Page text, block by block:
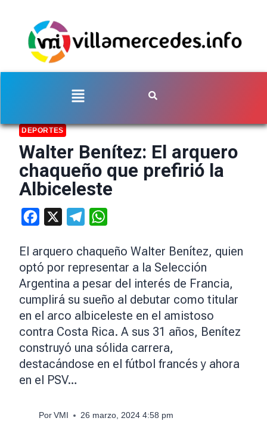
DEPORTES
Walter Benítez: El arquero
chaqueño que prefirió la
Albiceleste
Facebook Telegram
El arquero chaqueño Walter Benítez, quien
optó por representar a la Selección
Argentina a pesar del interés de Francia,
cumplirá su sueño al debutar como titular
en el arco albiceleste en el amistoso
contra Costa Rica. A sus 31 años, Benítez
construyó una sólida carrera,
destacándose en el fútbol francés y ahora
en el PSV…
Por VMI 26 marzo, 2024 4:58 pm